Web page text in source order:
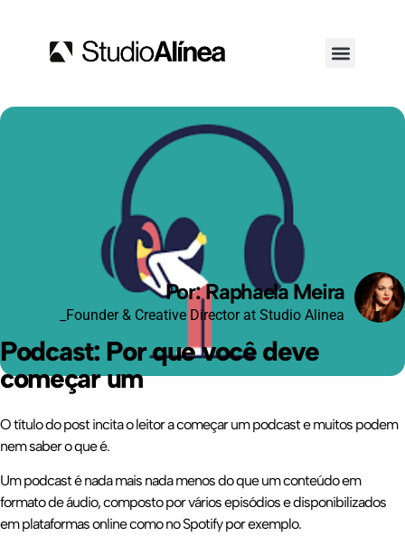
Por: Raphaela Meira
_Founder & Creative Director at Studio Alinea
Podcast: Por que você deve
começar um
O título do post incita o leitor a começar um podcast e muitos podem
nem saber o que é.
Um podcast é nada mais nada menos do que um conteúdo em
formato de áudio, composto por vários episódios e disponibilizados
em plataformas online como no Spotify por exemplo.